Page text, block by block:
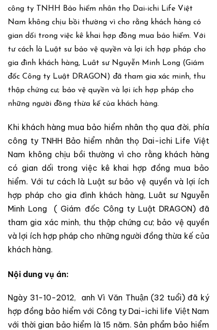
công ty TNHH Bảo hiểm nhân thọ Dai-ichi Life Việt
Nam không chịu bồi thường vì cho rằng khách hàng có
gian dối trong việc kê khai hợp đồng mua bảo hiểm. Với
tư cách là Luật sư bảo vệ quyền và lợi ích hợp pháp cho
gia đình khách hàng, Luât sư Nguyễn Minh Long (Giám
đốc Công ty Luật DRAGON) đã tham gia xác minh, thu
thập chứng cư; bảo vệ quyền và lợi ích hợp pháp cho
những người đồng thừa kế của khách hàng.
Khi khách hàng mua bảo hiểm nhân thọ qua đời, phía
công ty TNHH Bảo hiểm nhân thọ Dai-ichi Life Việt
Nam không chịu bồi thường vì cho rằng khách hàng
có gian dối trong việc kê khai hợp đồng mua bảo
hiểm. Với tư cách là Luật sư bảo vệ quyền và lợi ích
hợp pháp cho gia đình khách hàng, Luât sư Nguyễn
Minh Long ( Giám đốc Công ty Luật DRAGON) đã
tham gia xác minh, thu thập chứng cư; bảo vệ quyền
và lợi ích hợp pháp cho những người đồng thừa kế của
khách hàng.
Nội dung vụ án:
Ngày 31-10-2012, anh Vì Văn Thuận (32 tuổi) đã ký
hợp đồng bảo hiểm với Công ty Dai-ichi life Việt Nam
với thời gian bảo hiểm là 15 năm. Sản phẩm bảo hiểm